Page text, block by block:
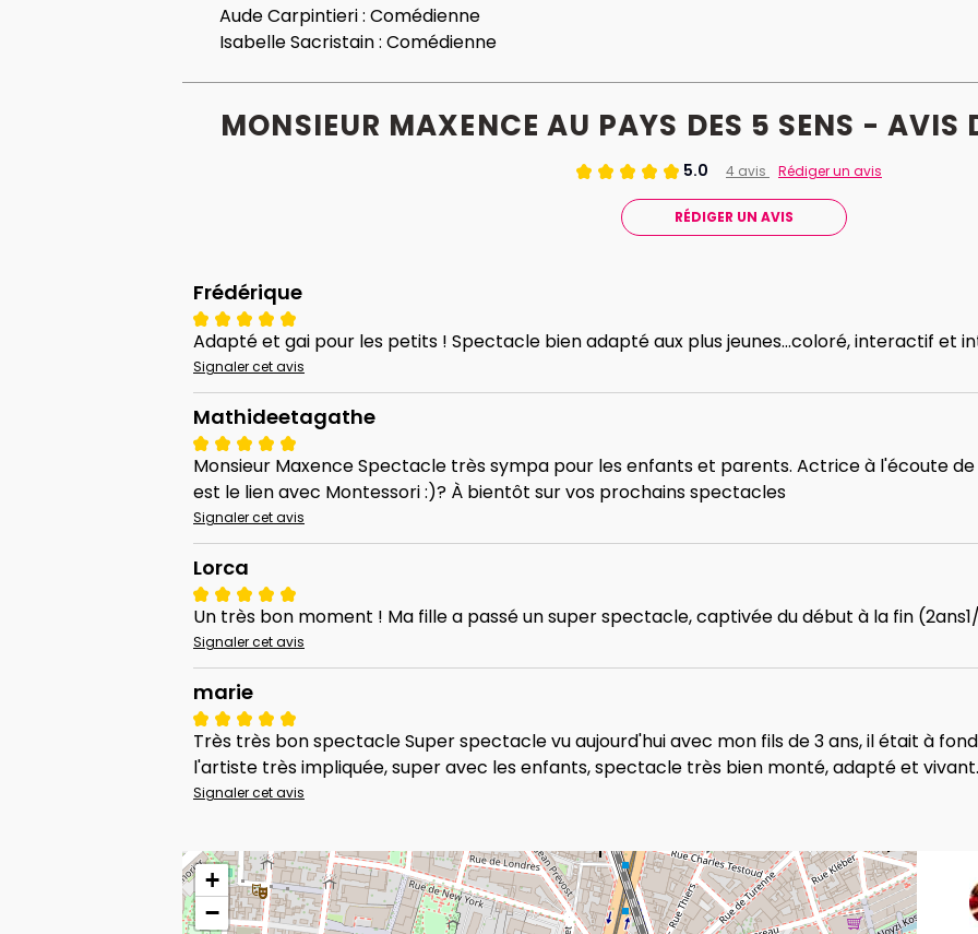
Aude Carpintieri : Comédienne
Isabelle Sacristain : Comédienne
MONSIEUR MAXENCE AU PAYS DES 5 SENS - AVIS
5.0 4 avis Rédiger un avis
RÉDIGER UN AVIS
Frédérique
Adapté et gai pour les petits ! Spectacle bien adapté aux plus jeunes...coloré, interactif et
Signaler cet avis
Mathideetagathe
Monsieur Maxence Spectacle très sympa pour les enfants et parents. Actrice à l'écoute
est le lien avec Montessori :)? À bientôt sur vos prochains spectacles
Signaler cet avis
Lorca
Un très bon moment ! Ma fille a passé un super spectacle, captivée du début à la fin
Signaler cet avis
marie
Très très bon spectacle Super spectacle vu aujourd'hui avec mon fils de 3 ans, il était à
l'artiste très impliquée, super avec les enfants, spectacle très bien monté, adapté et
Signaler cet avis
+
−